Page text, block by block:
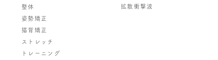
整体
姿勢矯正
猫背矯正
ストレッチ
トレーニング
拡散衝撃波